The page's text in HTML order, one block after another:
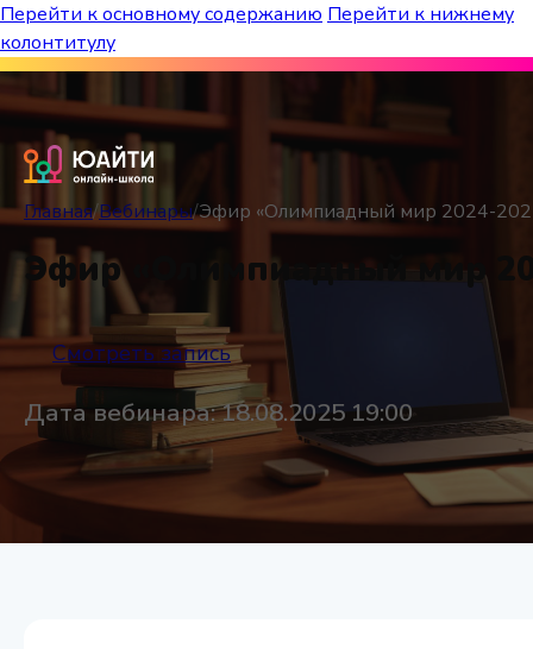
Перейти к основному содержанию Перейти к нижнему
колонтитулу
Главная/Вебинары/Эфир «Олимпиадный мир 2024-
Эфир «Олимпиадный мир
Смотреть запись
Дата вебинара: 18.08.2025 19:00